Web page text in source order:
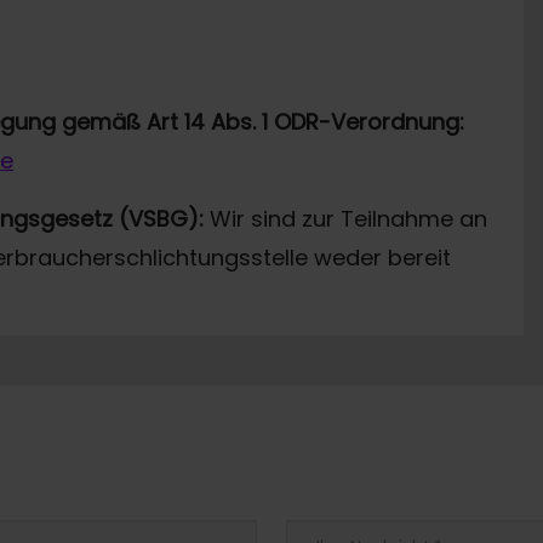
gemäß Art 14 Abs. 1 ODR-Verordnung:
(VSBG): Wir sind zur Teilnahme an
weder bereit